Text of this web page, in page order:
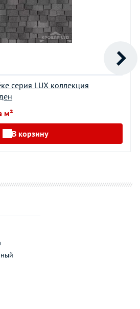
серия LUX коллекция
м²
В корзину